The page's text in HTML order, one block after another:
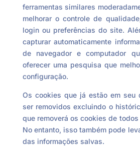
ferramentas similares
melhorar o controle de
login ou preferências do site.
capturar automaticamente
de navegador e computador
oferecer uma pesquisa que
configuração.
Os cookies que já estão em seu
ser removidos excluindo o
que removerá os cookies de
No entanto, isso também pode
das informações salvas.